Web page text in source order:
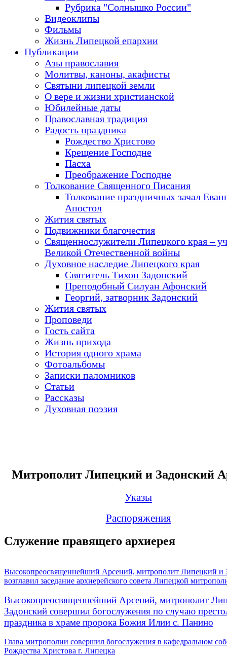
Рубрика "Солнышко России"
Видеоклипы
Фильмы
Жизнь Липецкой епархии
Публикации
Азы православия
Молитвы, каноны, акафисты
Святыни липецкой земли
О вере и жизни христианской
Юбилейные даты
Православная традиция
Радость праздника
Рождество Христово
Крещение Господне
Пасха
Преображение Господне
Толкование Священного Писания
Толкование праздничных зачал
Апостол
Жития святых
Подвижники благочестия
Священнослужители Липецкого края –
Великой Отечественной войны
Духовное наследие Липецкого края
Святитель Тихон Задонский
Преподобный Силуан Афонский
Георгий, затворник Задонский
Жития святых
Проповеди
Гость сайта
Жизнь прихода
История одного храма
Фотоальбомы
Записки паломников
Статьи
Рассказы
Духовная поэзия
Митрополит Липецкий и Задонский
Указы
Распоряжения
Служение правящего архиерея
Высокопреосвященнейший Арсений, митрополит Липецкий и
возглавил заседание архиерейского совета Липецкой
Высокопреосвященнейший Арсений, митрополит
Задонский совершил богослужения по случаю
праздника в храме пророка Божия Илии с. Панино
Глава митрополии совершил богослужения в кафедральном
Рождества Христова г. Липецка